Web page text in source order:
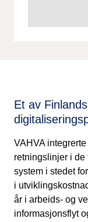
Et av
VAHVA
retningslinjer i de
system i stedet
i
år i arbeids- og
informasjonsflyt